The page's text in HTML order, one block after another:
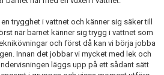
trygghet i vattnet och känner sig säker till
när barnet känner sig trygg i vattnet som
och först då kan vi börja jobba
Innan det jobbar vi mycket med lek och
läggs upp på ett sådant sätt